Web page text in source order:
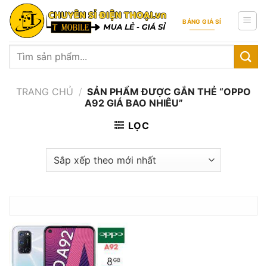
Skip
content
BẢNG GIÁ SỈ
Tìm
TRANG CHỦ / SẢN PHẨM ĐƯỢC GẮN THẺ “OPPO
A92 GIÁ BAO NHIÊU”
LỌC